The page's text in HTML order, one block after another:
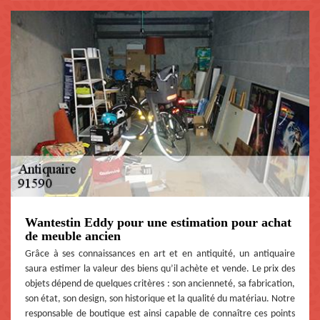
Wantestin Eddy pour une estimation pour achat
de meuble ancien
Grâce à ses connaissances en art et en antiquité, un antiquaire
saura estimer la valeur des biens qu’il achète et vende. Le prix des
objets dépend de quelques critères : son ancienneté, sa fabrication,
son état, son design, son historique et la qualité du matériau. Notre
responsable de boutique est ainsi capable de connaître ces points